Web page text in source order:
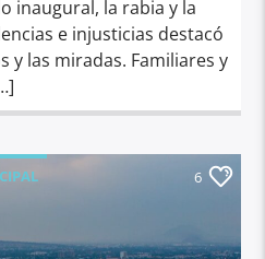
inaugural, la rabia y la
e injusticias destacó
y las miradas. Familiares y
6